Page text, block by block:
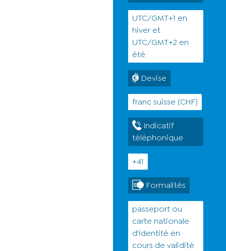
UTC/GMT+1 en
hiver et
UTC/GMT+2 en
été
Devise
franc suisse (CHF)
Indicatif
téléphonique
+41
Formalités
passeport ou
carte nationale
d'identité en
cours de validité